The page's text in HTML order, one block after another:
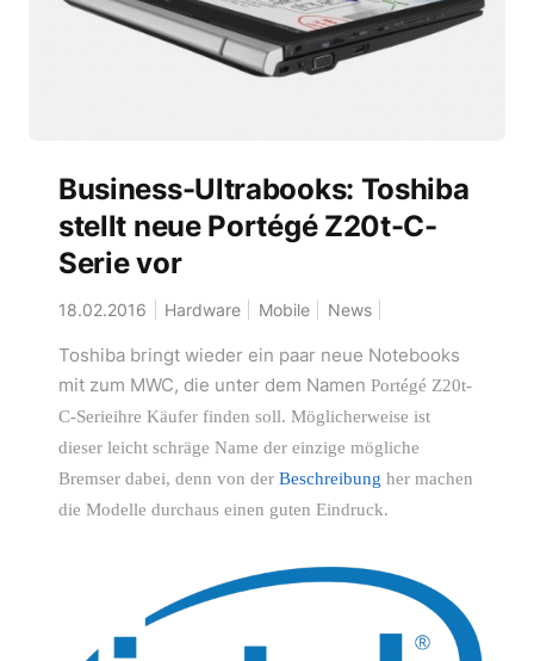
Business-Ultrabooks: Toshiba
stellt neue Portégé Z20t-C-
Serie vor
18.02.2016 Hardware Mobile News
Toshiba bringt wieder ein paar neue Notebooks
mit zum MWC, die unter dem Namen Portégé Z20t-
C-Serieihre Käufer finden soll. Möglicherweise ist
dieser leicht schräge Name der einzige mögliche
Bremser dabei, denn von der Beschreibung her machen
die Modelle durchaus einen guten Eindruck.